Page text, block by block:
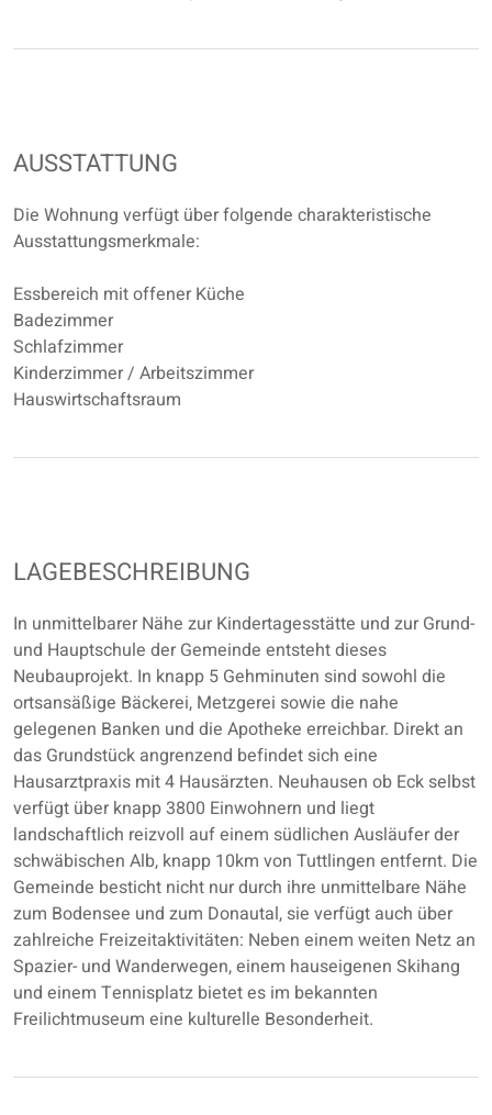
AUSSTATTUNG
Die Wohnung verfügt über folgende charakteristische
Ausstattungsmerkmale:
Essbereich mit offener Küche
Badezimmer
Schlafzimmer
Kinderzimmer / Arbeitszimmer
Hauswirtschaftsraum
LAGEBESCHREIBUNG
In unmittelbarer Nähe zur Kindertagesstätte und zur Grund-
und Hauptschule der Gemeinde entsteht dieses
Neubauprojekt. In knapp 5 Gehminuten sind sowohl die
ortsansäßige Bäckerei, Metzgerei sowie die nahe
gelegenen Banken und die Apotheke erreichbar. Direkt an
das Grundstück angrenzend befindet sich eine
Hausarztpraxis mit 4 Hausärzten. Neuhausen ob Eck selbst
verfügt über knapp 3800 Einwohnern und liegt
landschaftlich reizvoll auf einem südlichen Ausläufer der
schwäbischen Alb, knapp 10km von Tuttlingen entfernt. Die
Gemeinde besticht nicht nur durch ihre unmittelbare Nähe
zum Bodensee und zum Donautal, sie verfügt auch über
zahlreiche Freizeitaktivitäten: Neben einem weiten Netz an
Spazier- und Wanderwegen, einem hauseigenen Skihang
und einem Tennisplatz bietet es im bekannten
Freilichtmuseum eine kulturelle Besonderheit.